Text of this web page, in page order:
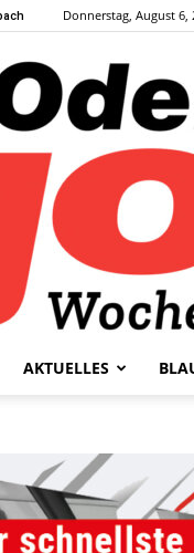
Donnerstag, August 6,
AKTUELLES